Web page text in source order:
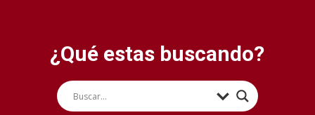
¿Qué estas buscando?